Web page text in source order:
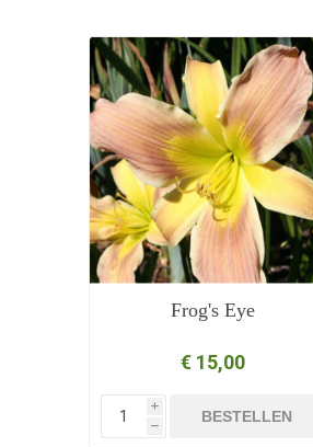
Frog's Eye
€ 15,00
i
h
BESTELLEN